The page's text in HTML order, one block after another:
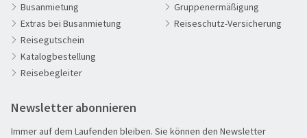
Erlebnisreise
Eröffnungs- & Abschlussreisen
Flugreisen
Genussreise
Herbstreise
Busanmietung
Extras bei Busanmietung
Reisegutschein
Katalogbestellung
Reisebegleiter
Gruppenermäßigung
Reiseschutz-Versicherung
Newsletter abonnieren
Immer auf dem Laufenden bleiben. Sie können den Newsletter